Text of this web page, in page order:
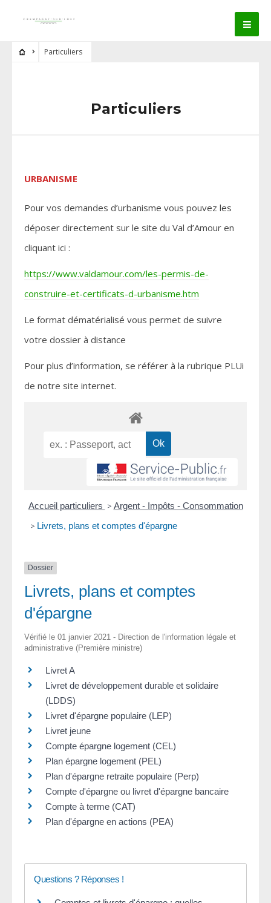
Particuliers
Particuliers
URBANISME
Pour vos demandes d’urbanisme vous pouvez les
déposer directement sur le site du Val d’Amour en
cliquant ici :
https://www.valdamour.com/les-permis-de-
construire-et-certificats-d-urbanisme.htm
Le format dématérialisé vous permet de suivre
votre dossier à distance
Pour plus d’information, se référer à la rubrique PLUi
de notre site internet.
Accueil particuliers > Argent - Impôts - Consommation
> Livrets, plans et comptes d'épargne
Dossier
Livrets, plans et comptes
d'épargne
Vérifié le 01 janvier 2021 - Direction de l'information légale et
administrative (Première ministre)
Livret A
Livret de développement durable et solidaire
(LDDS)
Livret d'épargne populaire (LEP)
Livret jeune
Compte épargne logement (CEL)
Plan épargne logement (PEL)
Plan d'épargne retraite populaire (Perp)
Compte d'épargne ou livret d'épargne bancaire
Compte à terme (CAT)
Plan d'épargne en actions (PEA)
Questions ? Réponses !